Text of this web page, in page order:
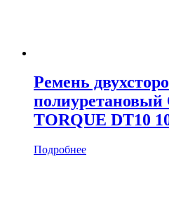
Ремень
TORQUE DT10
Подробнее